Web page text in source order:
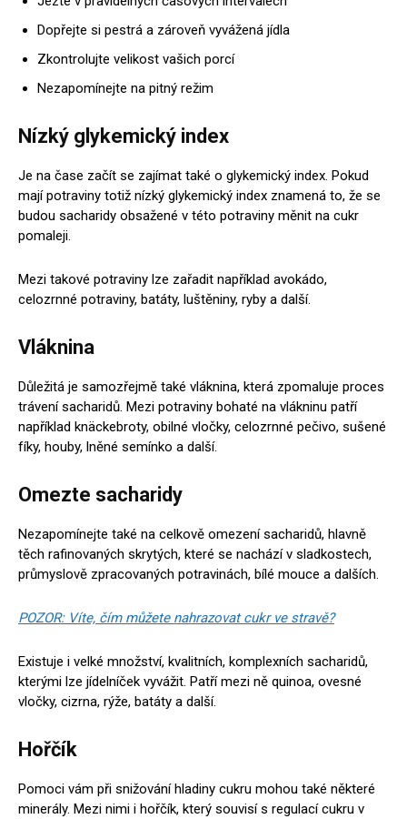
Dopřejte si pestrá a zároveň vyvážená jídla
Zkontrolujte velikost vašich porcí
Nezapomínejte na pitný režim
Nízký glykemický index
Je na čase začít se zajímat také o glykemický index. Pokud
mají potraviny totiž nízký glykemický index znamená to, že se
budou sacharidy obsažené v této potraviny měnit na cukr
pomaleji.
Mezi takové potraviny lze zařadit například avokádo,
celozrnné potraviny, batáty, luštěniny, ryby a další.
Vláknina
Důležitá je samozřejmě také vláknina, která zpomaluje proces
trávení sacharidů. Mezi potraviny bohaté na vlákninu patří
například knäckebroty, obilné vločky, celozrnné pečivo, sušené
fíky, houby, lněné semínko a další.
Omezte sacharidy
Nezapomínejte také na celkově omezení sacharidů, hlavně
těch rafinovaných skrytých, které se nachází v sladkostech,
průmyslově zpracovaných potravinách, bílé mouce a dalších.
POZOR: Víte, čím můžete nahrazovat cukr ve stravě?
Existuje i velké množství, kvalitních, komplexních sacharidů,
kterými lze jídelníček vyvážit. Patří mezi ně quinoa, ovesné
vločky, cizrna, rýže, batáty a další.
Hořčík
Pomoci vám při snižování hladiny cukru mohou také některé
minerály. Mezi nimi i hořčík, který souvisí s regulací cukru v